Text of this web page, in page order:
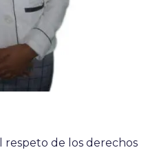
respeto de los derechos